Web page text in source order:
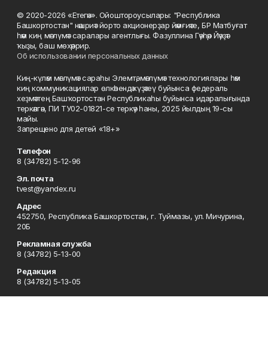
© 2020-2026 «Етегән». Ойоштороусылары: "Республика
Башкортостан" нәшриәт йорто акционерҙар йәмғиәте, БР Матбуғат
һәм киң мәғлүмәт саралары агентлығы. Фазуллина Гәүһәр Йәүҙәт
ҡыҙы, баш мөхәррир.
Об использовании персональных данных
Киң-күләм мәғлүмәт сараһы Элемтә, мәғлүмәт технологиялары һәм
киң коммуникациялар өлкәһендә күҙәтеү буйынса федераль
хеҙмәттең Башҡортостан Республикаһы буйынса идаралығында
теркәлгән, ПИ ТУ02-01821-се теркәү һаны, 2025 йылдың 19-сы
майы.
Запрещено для детей «18+»
Телефон
8 (34782) 5-12-96
Эл. почта
tvest@yandex.ru
Адрес
452750, Республика Башкортостан, г. Туймазы, ул. Мичурина,
20Б
Рекламная служба
8 (34782) 5-13-00
Редакция
8 (34782) 5-13-05
Приемная